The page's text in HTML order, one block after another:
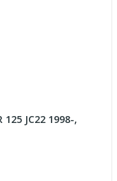
JC22 1998-,